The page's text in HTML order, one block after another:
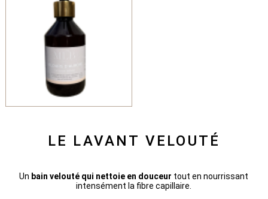
LE LAVANT VELOUTÉ
Un bain velouté qui nettoie en douceur tout en nourrissant
intensément la fibre capillaire.